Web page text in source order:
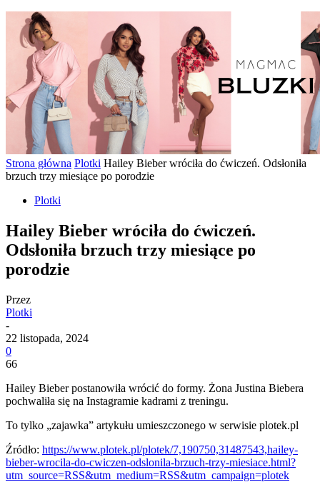
Strona główna Plotki Hailey Bieber wróciła do ćwiczeń. Odsłoniła
brzuch trzy miesiące po porodzie
Plotki
Hailey Bieber wróciła do ćwiczeń.
Odsłoniła brzuch trzy miesiące po
porodzie
Przez
Plotki
-
22 listopada, 2024
0
66
Hailey Bieber postanowiła wrócić do formy. Żona Justina Biebera
pochwaliła się na Instagramie kadrami z treningu.
To tylko „zajawka” artykułu umieszczonego w serwisie plotek.pl
Źródło: https://www.plotek.pl/plotek/7,190750,31487543,hailey-
bieber-wrocila-do-cwiczen-odslonila-brzuch-trzy-miesiace.html?
utm_source=RSS&utm_medium=RSS&utm_campaign=plotek